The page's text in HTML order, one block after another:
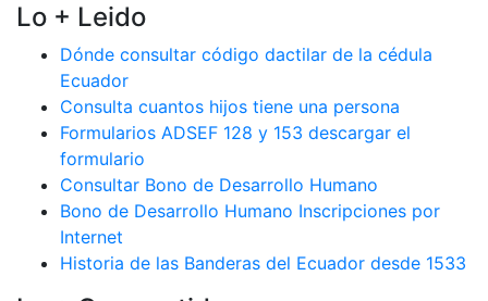
Lo + Leido
Dónde consultar código dactilar de la cédula
Ecuador
Consulta cuantos hijos tiene una persona
Formularios ADSEF 128 y 153 descargar el
formulario
Consultar Bono de Desarrollo Humano
Bono de Desarrollo Humano Inscripciones por
Internet
Historia de las Banderas del Ecuador desde 1533